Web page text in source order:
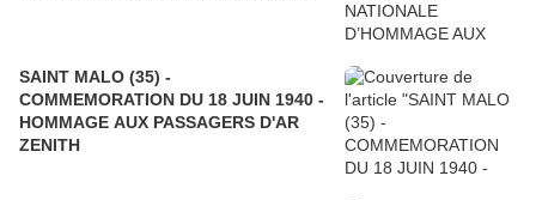
SAINT MALO (35) -
COMMEMORATION DU 18 JUIN 1940 -
HOMMAGE AUX PASSAGERS D'AR
ZENITH